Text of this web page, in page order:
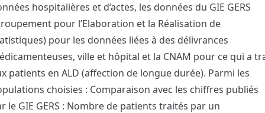
hospitalières et d’actes, les données du GIE GERS
pour l’Elaboration et la Réalisation de
pour les données liées à des délivrances
ville et hôpital et la CNAM pour ce qui a
patients en ALD (affection de longue durée). Parmi les
choisies : Comparaison avec les chiffres publiés
le GIE GERS : Nombre de patients traités par un